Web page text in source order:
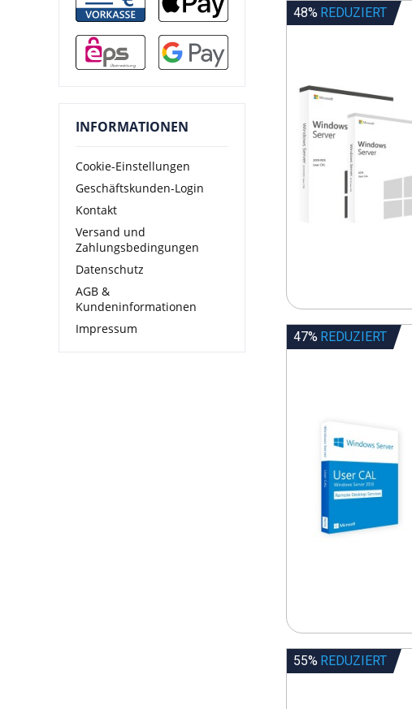
INFORMATIONEN
Cookie-Einstellungen
Geschäftskunden-Login
Kontakt
Versand und
Zahlungsbedingungen
Datenschutz
AGB &
Kundeninformationen
Impressum
48% REDUZIERT
47% REDUZIERT
55% REDUZIERT